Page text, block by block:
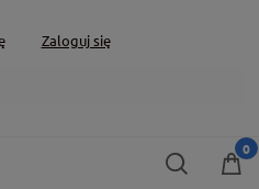
Zaloguj się